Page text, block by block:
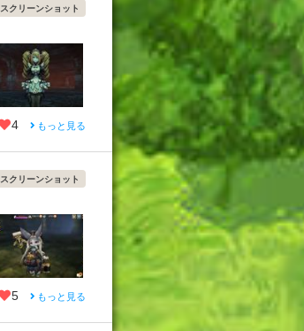
スクリーンショット
4 もっと見る
スクリーンショット
5 もっと見る